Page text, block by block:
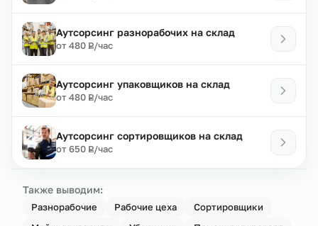
Аутсорсинг разнорабочих на склад
от 480 ₽
Р/час
Аутсорсинг упаковщиков на склад
от 480 ₽
Р/час
Аутсорсинг сортировщиков на склад
от 650 ₽
Р/час
Также выводим:
Разнорабочие Рабочие цеха
Сортировщики